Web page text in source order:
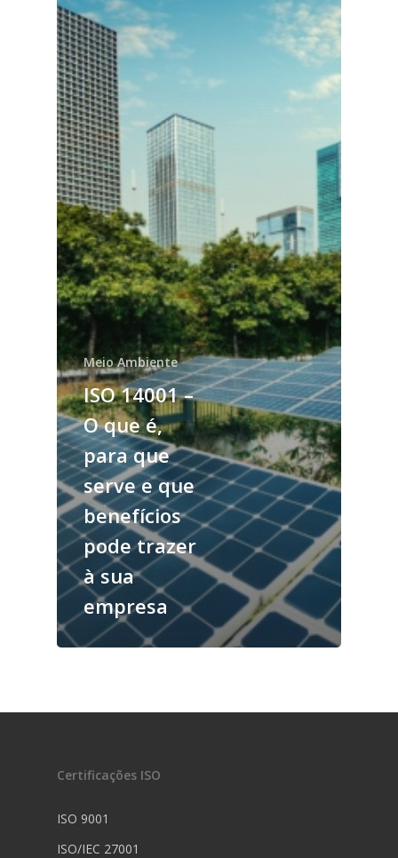
Meio Ambiente
ISO 14001 –
O que é,
para que
serve e que
benefícios
pode trazer
à sua
empresa
Certificações ISO
ISO 9001
ISO/IEC 27001